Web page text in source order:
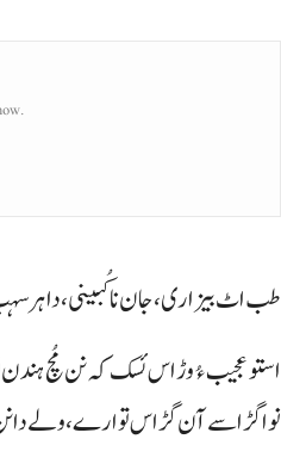
طب اٹ بیزاری، جان نا کُبینی، دا ہر
استو عجیب ءُ وڑ اس ئسک کہ نن مُچ ہندن
نوا گڑاسے آن گڑاس تو ارے، ولے دا